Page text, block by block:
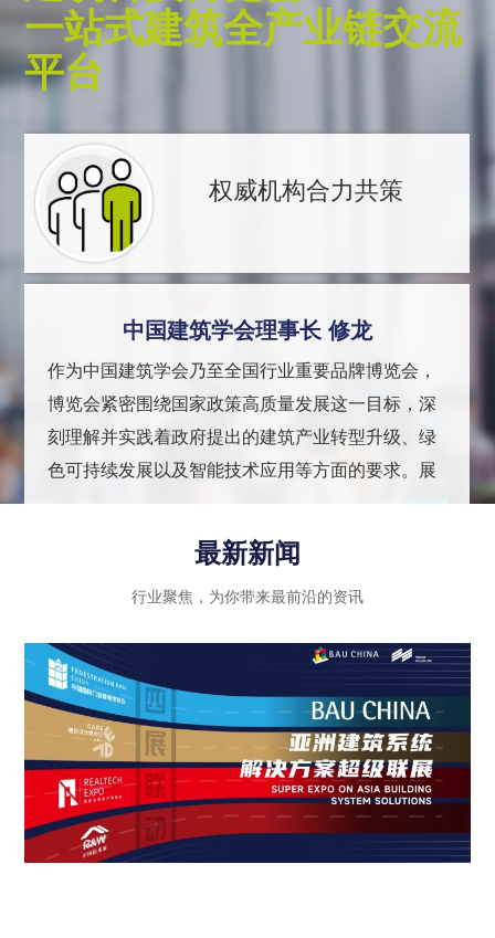
一站式建筑全产业链交流
平台
权威机构合力共策
中国建筑学会理事长 修龙
作为中国建筑学会乃至全国行业重要品牌博览会，
博览会紧密围绕国家政策高质量发展这一目标，深
刻理解并实践着政府提出的建筑产业转型升级、绿
色可持续发展以及智能技术应用等方面的要求。展
用，同时注重政策法规的引导和推动作用，进一步
推动建筑行业向高质量发展迈进。
最新新闻
行业聚焦，为你带来最前沿的资讯